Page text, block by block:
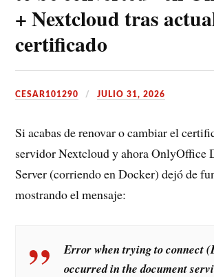
+ Nextcloud tras
certificado
CESAR101290 JULIO 31, 2026
Si acabas de renovar o cambiar el
servidor Nextcloud y ahora OnlyOffice
Server (corriendo en Docker) dejó de
mostrando el mensaje:
Error when trying to connect
occurred in the document